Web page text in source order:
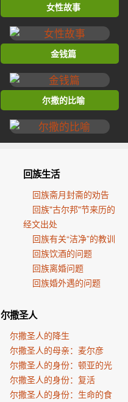
女性故事
金钱篇
尔撒的比喻
回族生活
回族斋月封斋的劝告
回族"古尔邦"节来历的
经文出处
回族有关“洁净”的教训
回族饮酒的问题
回族离婚问题
回族婚外遇的问题
尔撒圣人
尔撒圣人的降生
尔撒圣人的母亲：麦尔彦
尔撒圣人的身份：顿亚的光
尔撒圣人的身份：复活
尔撒圣人的身份：生命的食